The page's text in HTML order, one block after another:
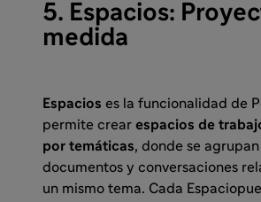
5. Espacios:
medida
Espacios es la funcionalidad de
permite crear espacios de
por temáticas, donde se
documentos y conversaciones
un mismo tema. Cada